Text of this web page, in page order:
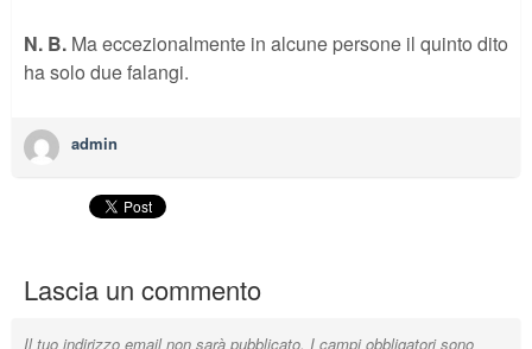
N. B. Ma eccezionalmente in alcune persone il quinto dito
ha solo due falangi.
admin
Lascia un commento
Il tuo indirizzo email non sarà pubblicato. I campi obbligatori sono